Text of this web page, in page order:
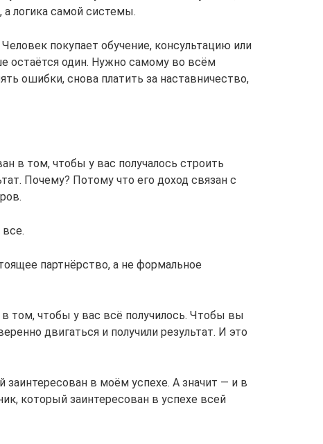
а логика самой системы.
покупает обучение, консультацию или
остаётся один. Нужно самому во всём
ошибки, снова платить за наставничество,
в том, чтобы у вас получалось строить
Почему? Потому что его доход связан с
партнёрство, а не формальное
том, чтобы у вас всё получилось. Чтобы вы
двигаться и получили результат. И это
в моём успехе. А значит — и в
который заинтересован в успехе всей